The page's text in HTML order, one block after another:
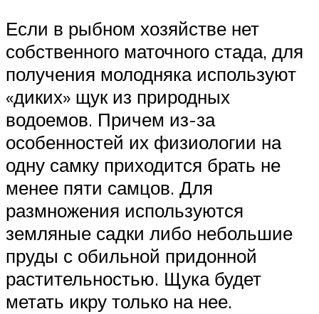
Если в рыбном хозяйстве нет
собственного маточного стада, для
получения молодняка используют
«диких» щук из природных
водоемов. Причем из-за
особенностей их физиологии на
одну самку приходится брать не
менее пяти самцов. Для
размножения используются
земляные садки либо небольшие
пруды с обильной придонной
растительностью. Щука будет
метать икру только на нее.